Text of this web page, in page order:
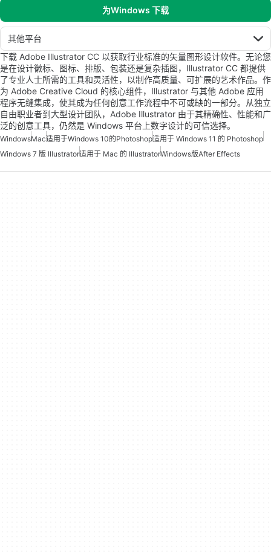
为Windows 下载
其他平台
下载 Adobe Illustrator CC 以获取行业标准的矢量图形设计软件。无论您
是在设计徽标、图标、排版、包装还是复杂插图，Illustrator CC 都提供
了专业人士所需的工具和灵活性，以制作高质量、可扩展的艺术作品。作
为 Adobe Creative Cloud 的核心组件，Illustrator 与其他 Adobe 应用
程序无缝集成，使其成为任何创意工作流程中不可或缺的一部分。从独立
自由职业者到大型设计团队，Adobe Illustrator 由于其精确性、性能和广
泛的创意工具，仍然是 Windows 平台上数字设计的可信选择。
WindowsMac适用于Windows 10的Photoshop适用于 Windows 11 的 Photoshop
Windows 7 版 Illustrator适用于 Mac 的 IllustratorWindows版After Effects